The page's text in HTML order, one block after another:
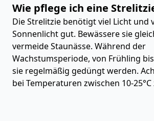
Wie pflege ich eine
Die Strelitzie benötigt viel Licht und
Sonnenlicht gut. Bewässere sie
vermeide Staunässe. Während der
Wachstumsperiode, von Frühling
sie regelmäßig gedüngt werden.
bei Temperaturen zwischen 10-